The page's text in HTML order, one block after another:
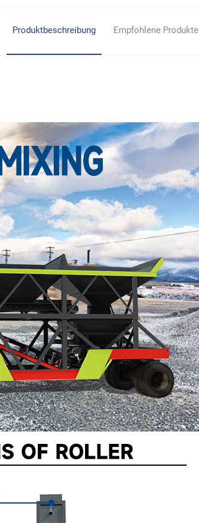
Produktbeschreibung Empfohlene Produkte